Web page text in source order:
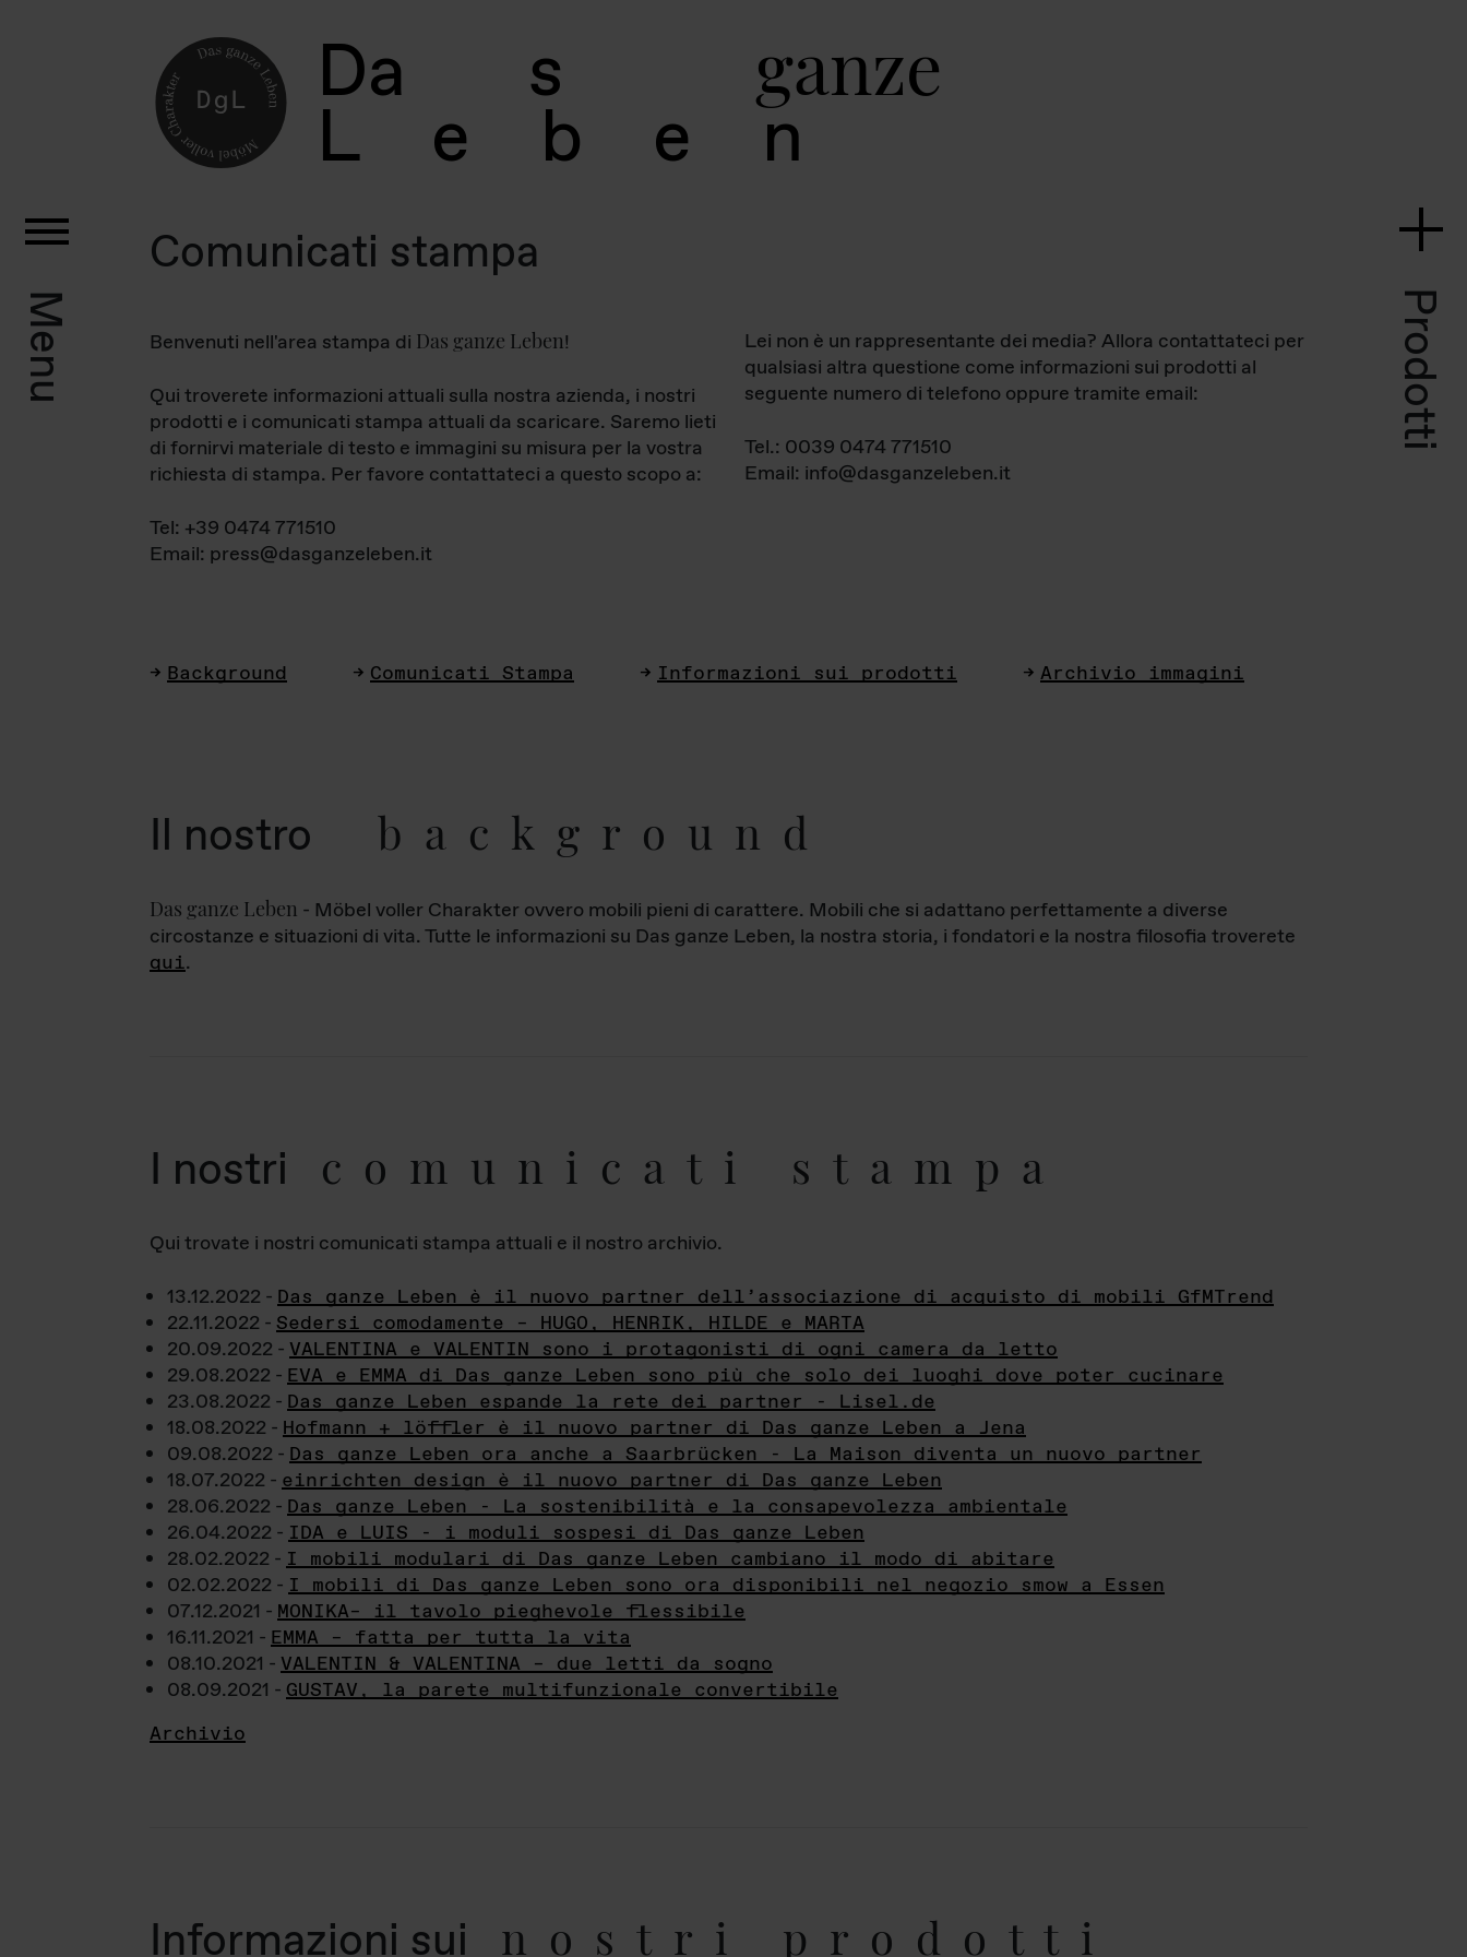
Da s ganze
L e b e n
Menu Prodotti
Comunicati stampa
Benvenuti nell'area stampa di Das ganze Leben!
Qui troverete informazioni attuali sulla nostra azienda, i nostri
prodotti e i comunicati stampa attuali da scaricare. Saremo lieti
di fornirvi materiale di testo e immagini su misura per la vostra
richiesta di stampa. Per favore contattateci a questo scopo a:
Tel: +39 0474 771510
Email: press@dasganzeleben.it
Lei non è un rappresentante dei media? Allora contattateci per
qualsiasi altra questione come informazioni sui prodotti al
seguente numero di telefono oppure tramite email:
Tel.: 0039 0474 771510
Email: info@dasganzeleben.it
Background Comunicati Stampa Informazioni sui prodotti Archivio immagini
Il nostro background
Das ganze Leben - Möbel voller Charakter ovvero mobili pieni di carattere. Mobili che si adattano perfettamente a diverse
circostanze e situazioni di vita. Tutte le informazioni su Das ganze Leben, la nostra storia, i fondatori e la nostra filosofia troverete
qui.
I nostri comunicati stampa
Qui trovate i nostri comunicati stampa attuali e il nostro archivio.
13.12.2022 - Das ganze Leben è il nuovo partner dell’associazione di acquisto di mobili GfMTrend
22.11.2022 - Sedersi comodamente – HUGO, HENRIK, HILDE e MARTA
20.09.2022 - VALENTINA e VALENTIN sono i protagonisti di ogni camera da letto
29.08.2022 - EVA e EMMA di Das ganze Leben sono più che solo dei luoghi dove poter cucinare
23.08.2022 - Das ganze Leben espande la rete dei partner - Lisel.de
18.08.2022 - Hofmann + löffler è il nuovo partner di Das ganze Leben a Jena
09.08.2022 - Das ganze Leben ora anche a Saarbrücken - La Maison diventa un nuovo partner
18.07.2022 - einrichten design è il nuovo partner di Das ganze Leben
28.06.2022 - Das ganze Leben - La sostenibilità e la consapevolezza ambientale
26.04.2022 - IDA e LUIS - i moduli sospesi di Das ganze Leben
28.02.2022 - I mobili modulari di Das ganze Leben cambiano il modo di abitare
02.02.2022 - I mobili di Das ganze Leben sono ora disponibili nel negozio smow a Essen
07.12.2021 - MONIKA– il tavolo pieghevole flessibile
16.11.2021 - EMMA – fatta per tutta la vita
08.10.2021 - VALENTIN & VALENTINA – due letti da sogno
08.09.2021 - GUSTAV, la parete multifunzionale convertibile
Archivio
Informazioni sui nostri prodotti